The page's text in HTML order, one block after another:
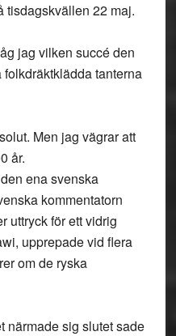
tisdagskvällen 22 maj.
jag vilken succé den
tanterna
Men jag vägrar att
år.
ena svenska
kommentatorn
uttryck för ett vidrig
upprepade vid flera
om de ryska
närmade sig slutet sade